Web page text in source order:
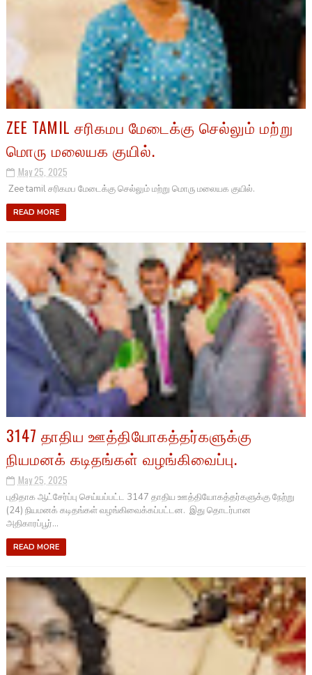
ZEE TAMIL சரிகமப மேடைக்கு செல்லும் மற்று
மொரு மலையக குயில்.
May 25, 2025
Zee tamil சரிகமப மேடைக்கு செல்லும் மற்று மொரு மலையக குயில்.
READ MORE
3147 தாதிய ஊத்தியோகத்தர்களுக்கு
நியமனக் கடிதங்கள் வழங்கிவைப்பு.
May 25, 2025
புதிதாக ஆட்சேர்ப்பு செய்யப்பட்ட 3147 தாதிய ஊத்தியோகத்தர்களுக்கு நேற்று
(24) நியமனக் கடிதங்கள் வழங்கிவைக்கப்பட்டன. இது தொடர்பான
அதிகாரப்பூர்...
READ MORE